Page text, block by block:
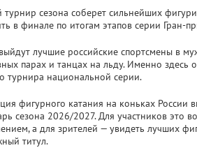
турнир сезона соберет сильнейших
в финале по итогам этапов серии Гран-
лучшие российские спортсмены в
парах и танцах на льду. Именно здесь
турнира национальной серии.
фигурного катания на коньках России
сезона 2026/2027. Для участников это
а для зрителей — увидеть лучших
титул.